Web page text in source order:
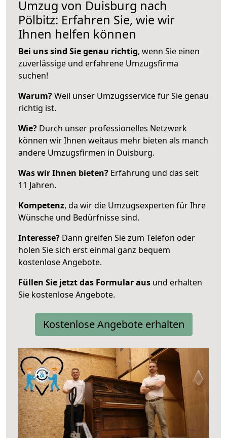
Umzug von Duisburg nach
Pölbitz: Erfahren Sie, wie wir
Ihnen helfen können
Bei uns sind Sie genau richtig, wenn Sie einen
zuverlässige und erfahrene Umzugsfirma
suchen!
Warum?Weil unser Umzugsservice für Sie genau
richtig ist.
Wie? Durch unser professionelles Netzwerk
können wir Ihnen weitaus mehr bieten als manch
andere Umzugsfirmen in Duisburg.
Was wir Ihnen bieten? Erfahrung und das seit
11 Jahren.
Kompetenz, da wir die Umzugsexperten für Ihre
Wünsche und Bedürfnisse sind.
Interesse? Dann greifen Sie zum Telefon oder
holen Sie sich erst einmal ganz bequem
kostenlose Angebote.
Füllen Sie jetzt das Formular aus und erhalten
Sie kostenlose Angebote.
Kostenlose Angebote erhalten